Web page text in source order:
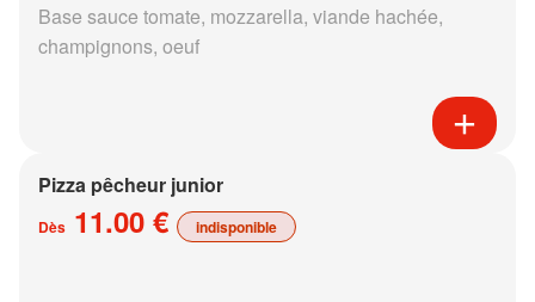
Base sauce tomate, mozzarella, viande hachée,
champignons, oeuf
Pizza pêcheur junior
Dès 11.00 € indisponible